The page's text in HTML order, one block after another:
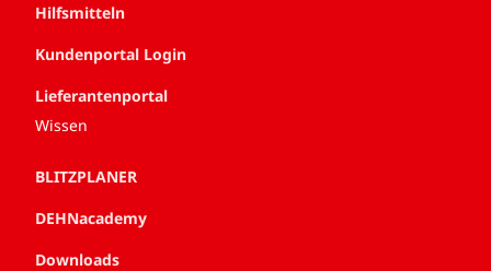
Hilfsmitteln
Kundenportal Login
Lieferantenportal
Wissen
BLITZPLANER
DEHNacademy
Downloads